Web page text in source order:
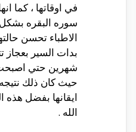
في اوقاتها ، كما
سوره البقره
الاطباء تحسن
بدات السير بعجاز
شهرين حتي
حيث كان ذلك
ايقانها بفضل
الله .